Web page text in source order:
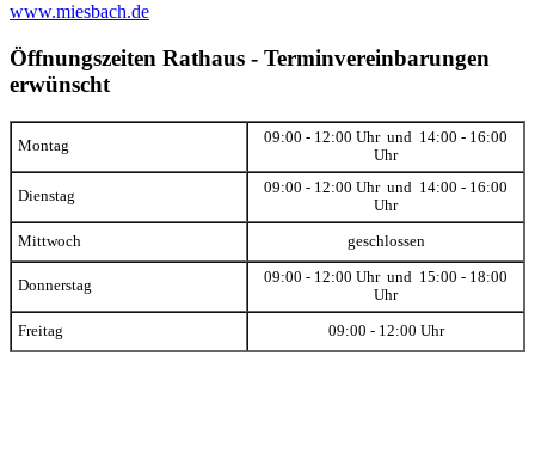
www.miesbach.de
Öffnungszeiten Rathaus - Terminvereinbarungen
erwünscht
Montag
09:00 - 12:00 Uhr und 14:00 - 16:00
Uhr
Dienstag
09:00 - 12:00 Uhr und 14:00 - 16:00
Uhr
Mittwoch geschlossen
Donnerstag
09:00 - 12:00 Uhr und 15:00 - 18:00
Uhr
Freitag 09:00 - 12:00 Uhr